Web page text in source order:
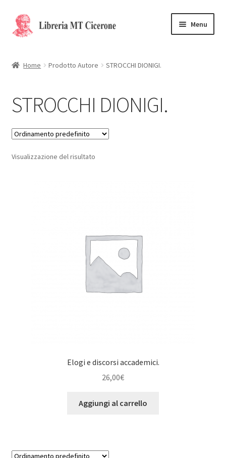
Vai
alla
Vai
al
Menu
La Storia
Contattaci
Cassa
Home Prodotto Autore STROCCHI DIONIGI.
STROCCHI DIONIGI.
Visualizzazione del risultato
Elogi e discorsi accademici.
26,00€
Aggiungi al carrello